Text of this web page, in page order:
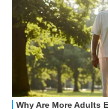
STREAMING E SERIE TV